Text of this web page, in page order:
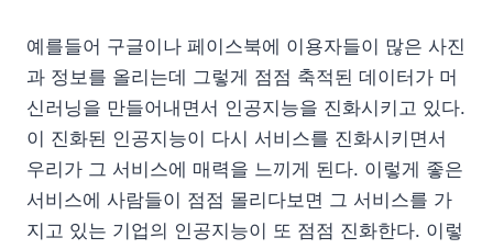
예를들어 구글이나 페이스북에 이용자들이 많은 사진
과 정보를 올리는데 그렇게 점점 축적된 데이터가 머
신러닝을 만들어내면서 인공지능을 진화시키고 있다.
이 진화된 인공지능이 다시 서비스를 진화시키면서
우리가 그 서비스에 매력을 느끼게 된다. 이렇게 좋은
서비스에 사람들이 점점 몰리다보면 그 서비스를 가
지고 있는 기업의 인공지능이 또 점점 진화한다. 이렇